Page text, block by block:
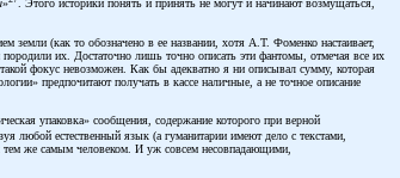
»
. Этого историки понять и принять не могут и начинают возмущаться,
земли (как то обозначено в ее названии, хотя А.Т. Фоменко настаивает,
их. Достаточно лишь точно описать эти фантомы, отмечая все их
фокус невозможен. Как бы адекватно я ни описывал сумму, которая
предпочитают получать в кассе наличные, а не точное описание
упаковка» сообщения, содержание которого при верной
любой естественный язык (а гуманитарии имеют дело с текстами,
тем же самым человеком. И уж совсем несовпадающими,